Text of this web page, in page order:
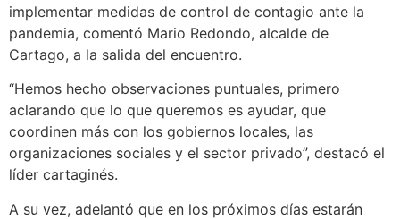
implementar medidas de control de contagio ante la
pandemia, comentó Mario Redondo, alcalde de
Cartago, a la salida del encuentro.
“Hemos hecho observaciones puntuales, primero
aclarando que lo que queremos es ayudar, que
coordinen más con los gobiernos locales, las
organizaciones sociales y el sector privado”, destacó el
líder cartaginés.
A su vez, adelantó que en los próximos días estarán